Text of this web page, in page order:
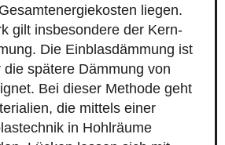
liegen.
gilt insbesondere der Kern-
Die Einblasdämmung ist
spätere Dämmung von
Bei dieser Methode geht
die mittels einer
in Hohlräume